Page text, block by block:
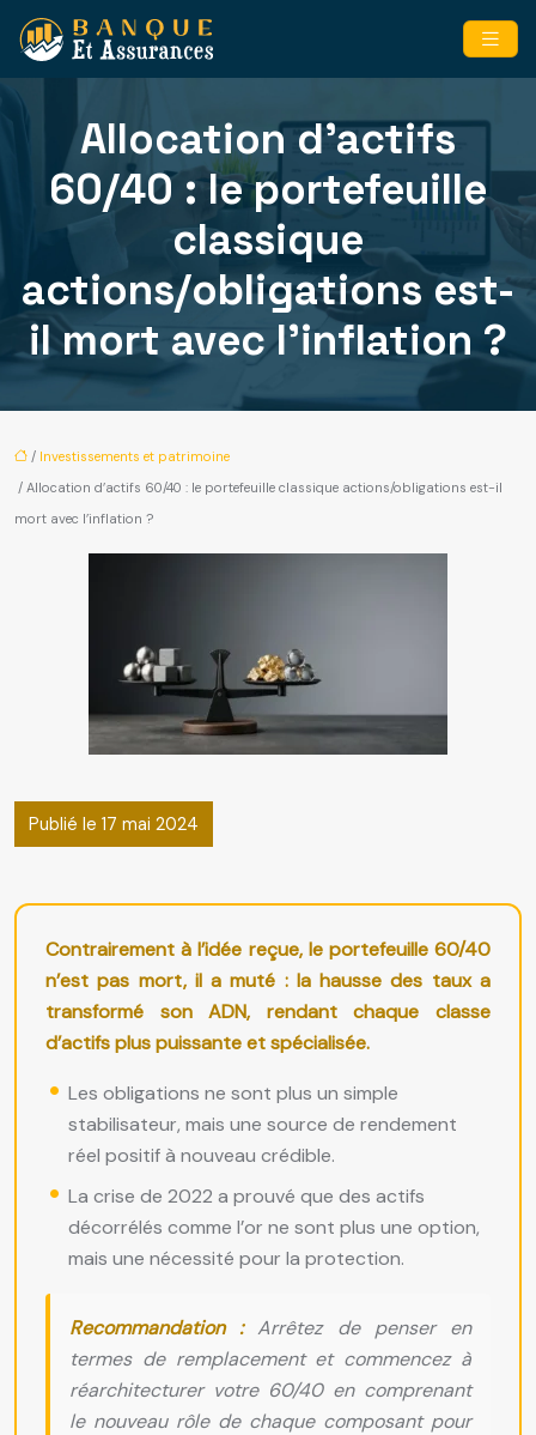
Allocation d’actifs
60/40 : le portefeuille
classique
actions/obligations est-
il mort avec l’inflation ?
/ Investissements et patrimoine
/ Allocation d’actifs 60/40 : le portefeuille classique actions/obligations est-il
mort avec l’inflation ?
Publié le 17 mai 2024
Contrairement à l’idée reçue, le portefeuille 60/40
n’est pas mort, il a muté : la hausse des taux a
transformé son ADN, rendant chaque classe
d’actifs plus puissante et spécialisée.
Les obligations ne sont plus un simple
stabilisateur, mais une source de rendement
réel positif à nouveau crédible.
La crise de 2022 a prouvé que des actifs
décorrélés comme l’or ne sont plus une option,
mais une nécessité pour la protection.
Recommandation :Arrêtez de penser en
termes de remplacement et commencez à
réarchitecturer votre 60/40 en comprenant
le nouveau rôle de chaque composant pour